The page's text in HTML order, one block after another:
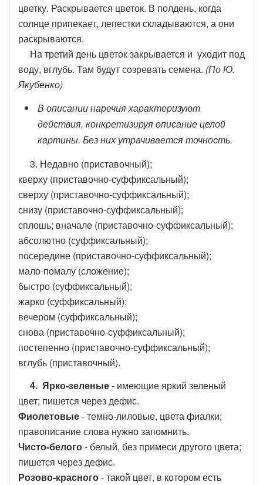
цветку. Раскрывается цветок. В полдень, когда
солнце припекает, лепестки складываются, а они
раскрываются.
На третий день цветок закрывается и уходит под
воду, вглубь. Там будут созревать семена. (По Ю.
Якубенко)
В описании наречия характеризуют
действия, конкретизируя описание целой
картины. Без них утрачивается точность.
3. Недавно (приставочный);
кверху (приставочно-суффиксальный);
сверху (приставочно-суффиксальный);
снизу (приставочно-суффиксальный);
сплошь; вначале (приставочно-суффиксальный);
абсолютно (суффиксальный);
посередине (приставочно-суффиксальный);
мало-помалу (сложение);
быстро (суффиксальный);
жарко (суффиксальный);
вечером (суффиксальный);
снова (приставочно-суффиксальный);
постепенно (приставочно-суффиксальный);
вглубь (приставочный).
4. Ярко-зеленые- имеющие яркий зеленый
цвет; пишется через дефис.
Фиолетовые- темно-лиловые, цвета фиалки;
правописание слова нужно запомнить.
Чисто-белого- белый, без примеси другого цвета;
пишется через дефис.
Розово-красного- такой цвет, в котором есть